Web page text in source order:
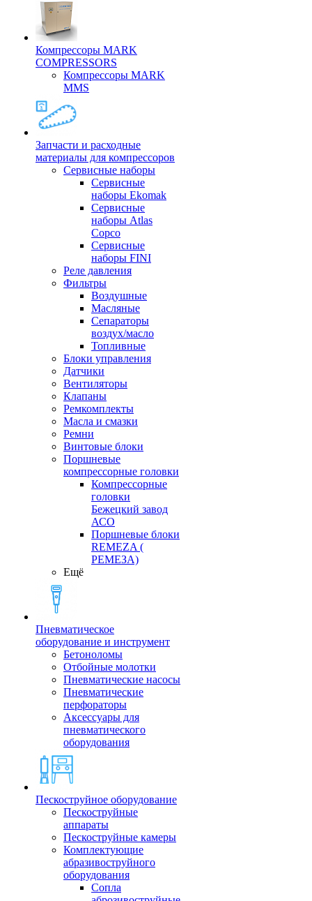
Компрессоры MARK
COMPRESSORS
Компрессоры MARK
MMS
Запчасти и расходные
материалы для компрессоров
Cервисные наборы
Сервисные
наборы Ekomak
Cервисные
наборы Atlas
Copco
Сервисные
наборы FINI
Реле давления
Фильтры
Воздушные
Масляные
Сепараторы
воздух/масло
Топливные
Блоки управления
Датчики
Вентиляторы
Клапаны
Ремкомплекты
Масла и смазки
Ремни
Винтовые блоки
Поршневые
компрессорные головки
Компрессорные
головки
Бежецкий завод
АСО
Поршневые блоки
REMEZA (
РЕМЕЗА)
Ещё
Пневматическое
оборудование и инструмент
Бетоноломы
Отбойные молотки
Пневматические насосы
Пневматические
перфораторы
Аксессуары для
пневматического
оборудования
Пескоструйное оборудование
Пескоструйные
аппараты
Пескоструйные камеры
Комплектующие
абразивоструйного
оборудования
Сопла